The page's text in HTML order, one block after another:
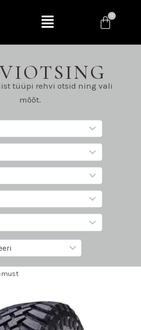
tüüpi rehvi otsid ning vali
mõõt.